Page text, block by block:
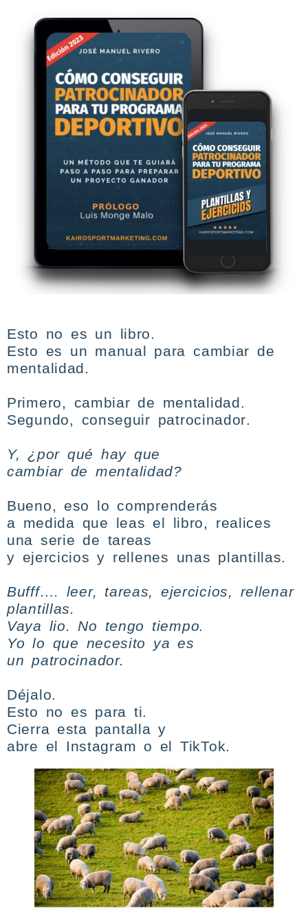
Esto no es un libro.
Esto es un manual para cambiar de
mentalidad.
Primero,
cambiar de mentalidad.
Segundo,
conseguir patrocinador.
Y, ¿por qué hay que
cambiar de mentalidad?
Bueno, eso lo comprenderás
a medida que leas el libro, realices
una serie de tareas
y ejercicios y rellenes unas plantillas.
Bufff…. leer, tareas, ejercicios, rellenar
plantillas.
Vaya lio. No tengo tiempo.
Yo lo que necesito ya es
un patrocinador.
Déjalo.
Esto no es para ti.
Cierra esta pantalla y
abre el Instagram o el TikTok.